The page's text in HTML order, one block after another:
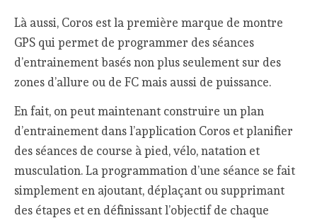
Là aussi, Coros est la première marque de montre
GPS qui permet de programmer des séances
d’entrainement basés non plus seulement sur des
zones d’allure ou de FC mais aussi de puissance.
En fait, on peut maintenant construire un plan
d’entrainement dans l’application Coros et planifier
des séances de course à pied, vélo, natation et
musculation. La programmation d’une séance se fait
simplement en ajoutant, déplaçant ou supprimant
des étapes et en définissant l’objectif de chaque